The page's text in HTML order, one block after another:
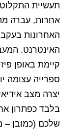
תעשיית
אחרות, עברה
האחרונות
האינטרנט.
קיימת באופן
ספרייה עצומה
יצרה מצב
בלבד כפתרון
שלכם (כמובן –